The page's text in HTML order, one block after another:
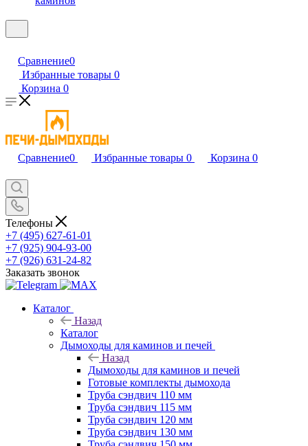
Сравнение0
Избранные товары 0
Корзина 0
Сравнение0 Избранные товары 0 Корзина 0
Телефоны
+7 (495) 627-61-01
+7 (925) 904-93-00
+7 (926) 631-24-82
Заказать звонок
Каталог
Назад
Каталог
Дымоходы для каминов и печей
Назад
Дымоходы для каминов и печей
Готовые комплекты дымохода
Труба сэндвич 110 мм
Труба сэндвич 115 мм
Труба сэндвич 120 мм
Труба сэндвич 130 мм